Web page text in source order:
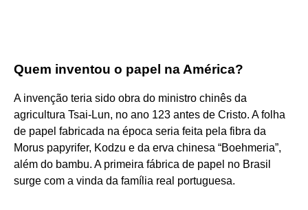
Quem inventou o papel na América?
A invenção teria sido obra do ministro chinês da
agricultura Tsai-Lun, no ano 123 antes de Cristo. A folha
de papel fabricada na época seria feita pela fibra da
Morus papyrifer, Kodzu e da erva chinesa “Boehmeria”,
além do bambu. A primeira fábrica de papel no Brasil
surge com a vinda da família real portuguesa.